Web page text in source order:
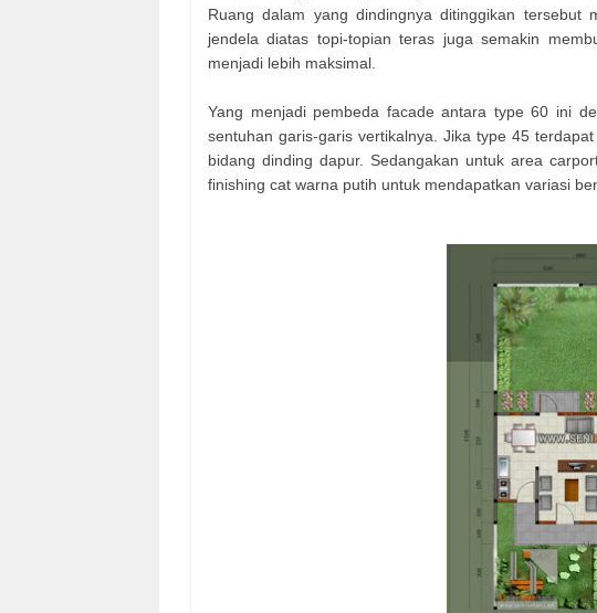
Ruang dalam yang dindingnya ditinggikan tersebut
jendela diatas topi-topian teras juga semakin
menjadi lebih maksimal.
Yang menjadi pembeda facade antara type 60 ini
sentuhan garis-garis vertikalnya. Jika type 45
bidang dinding dapur. Sedangakan untuk area
finishing cat warna putih untuk mendapatkan variasi